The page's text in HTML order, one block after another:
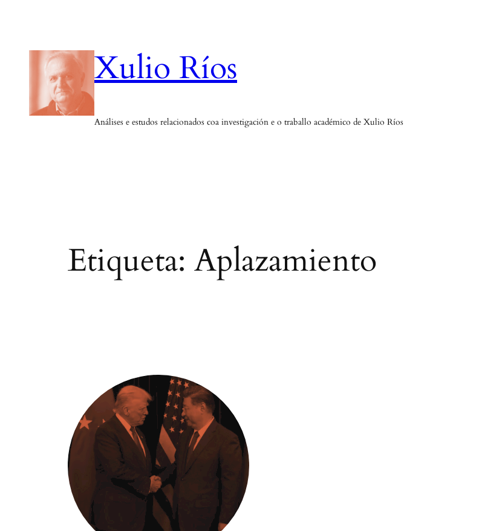
contido
Xulio Ríos
Análises e estudos relacionados coa investigación e o traballo académico de Xulio Ríos
Etiqueta: Aplazamiento